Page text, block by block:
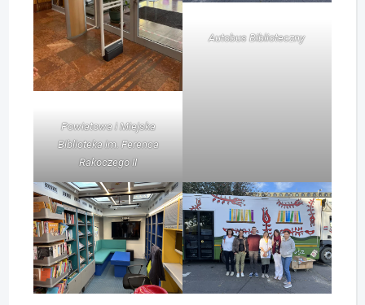
Powiatowa i Miejska
Biblioteka im. Ferenca
Rakoczego II
Autobus Biblioteczny